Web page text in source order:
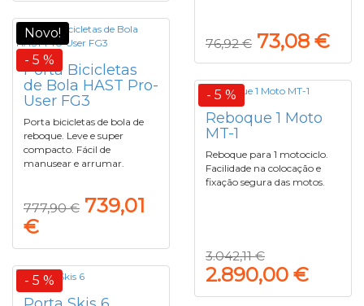
76,92 € 73,08 €
Novo!
- 5 %
Porta Bicicletas
de Bola HAST Pro-
User FG3
Porta bicicletas de bola de
reboque. Leve e super
compacto. Fácil de
manusear e arrumar.
777,90 € 739,01
€
- 5 %
Reboque 1 Moto
MT-1
Reboque para 1 motociclo.
Facilidade na colocação e
fixação segura das motos.
3.042,11 €
2.890,00 €
- 5 %